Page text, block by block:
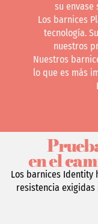
su envase
Los barnices
tecnología.
nuestros
Nuestros
lo que es más
en el
Los barnices Identity
resistencia